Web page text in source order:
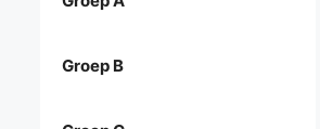
Groep B